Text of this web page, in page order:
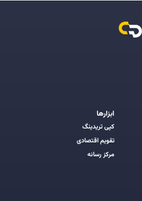
ابزارها
کپی تریدینگ
تقویم اقتصادی
مرکز رسانه